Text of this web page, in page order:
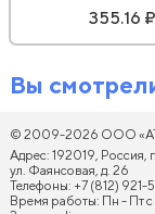
355.16 ₽
Вы
© 2009-2026 ООО
Адрес: 192019, Россия,
ул. Фаянсовая, д. 26
Телефоны: +7 (812)
Время работы: Пн - Пт